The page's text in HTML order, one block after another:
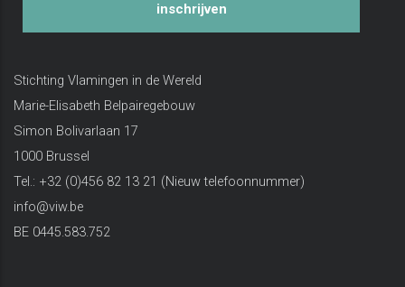
inschrijven
Stichting Vlamingen in de Wereld
Marie-Elisabeth Belpairegebouw
Simon Bolivarlaan 17
1000 Brussel
Tel.: +32 (0)456 82 13 21 (Nieuw telefoonnummer)
info@viw.be
BE 0445.583.752